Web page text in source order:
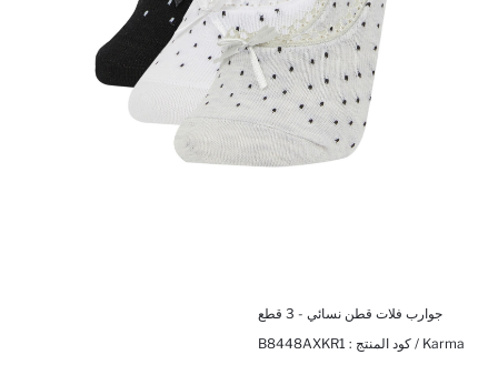
جوارب فلات قطن نسائي - 3 قطع
Karma / كود المنتج :
B8448AXKR1